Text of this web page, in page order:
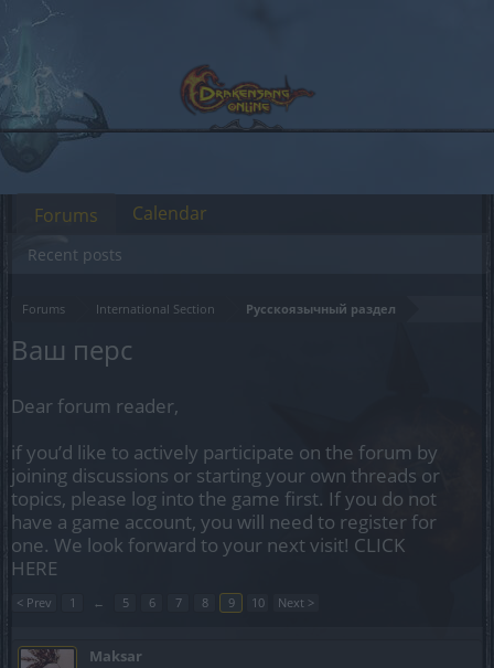
Forums International Section Русскоязычный раздел
Ваш перс
Dear forum reader,
if you’d like to actively participate on the forum by
joining discussions or starting your own threads or
topics, please log into the game first. If you do not
have a game account, you will need to register for
one. We look forward to your next visit! CLICK
HERE
< Prev 1 ← 5 6 7 8 9 10 Next >
Maksar
Forums
Recent posts
Calendar